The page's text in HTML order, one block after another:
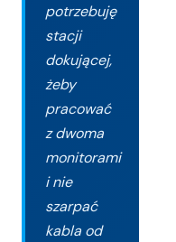
potrzebuję
stacji
dokującej,
żeby
pracować
z dwoma
monitorami
i nie
szarpać
kabla od